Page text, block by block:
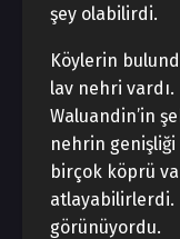
şey olabilirdi.
Köylerin
lav nehri
Waluandin’in
nehrin
birçok köprü
atlayabilirlerdi.
görünüyordu.